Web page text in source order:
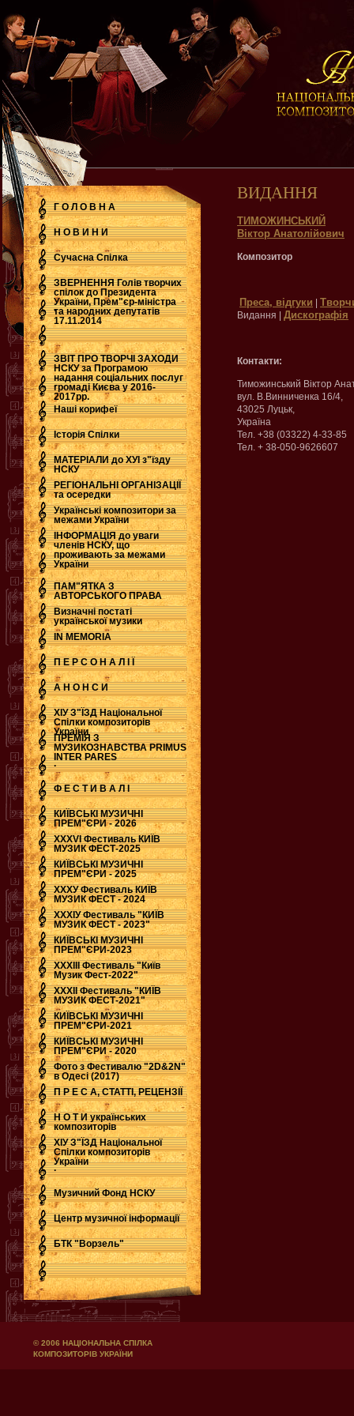
Г О Л О В Н А
Н О В И Н И
Сучасна Cпілка
ЗВЕРНЕННЯ Голів творчих
спілок до Президента
України, Прем"єр-міністра
та народних депутатів
17.11.2014
.
ЗВІТ ПРО ТВОРЧІ ЗАХОДИ
НСКУ за Програмою
надання соціальних послуг
громаді Києва у 2016-
2017рр.
.
Наші корифеї
Історія Спілки
МАТЕРІАЛИ до ХУІ з"їзду
НСКУ
РЕГІОНАЛЬНІ ОРГАНІЗАЦІЇ
та осередки
Українські композитори за
межами України
ІНФОРМАЦІЯ до уваги
членів НСКУ, що
проживають за межами
України
ПАМ"ЯТКА З
АВТОРСЬКОГО ПРАВА
Визначні постаті
української музики
IN MEMORIA
П Е Р С О Н А Л І Ї
А Н О Н С И
ХІУ З"ЇЗД Національної
Спілки композиторів
України
ПРЕМІЯ З
МУЗИКОЗНАВСТВА PRIMUS
INTER PARES
.
Ф Е С Т И В А Л І
КИЇВСЬКІ МУЗИЧНІ
ПРЕМ"ЄРИ - 2026
ХХХVI Фестиваль КИЇВ
МУЗИК ФЕСТ-2025
КИЇВСЬКІ МУЗИЧНІ
ПРЕМ"ЄРИ - 2025
ХХХУ Фестиваль КИЇВ
МУЗИК ФЕСТ - 2024
ХХХІУ Фестиваль "КИЇВ
МУЗИК ФЕСТ - 2023"
КИЇВСЬКІ МУЗИЧНІ
ПРЕМ"ЄРИ-2023
ХХХІІІ Фестиваль "Київ
Музик Фест-2022"
ХХХІІ Фестиваль "КИЇВ
МУЗИК ФЕСТ-2021"
КИЇВСЬКІ МУЗИЧНІ
ПРЕМ"ЄРИ-2021
КИЇВСЬКІ МУЗИЧНІ
ПРЕМ"ЄРИ - 2020
Фото з Фестивалю "2D&2N"
в Одесі (2017)
П Р Е С А, СТАТТІ, РЕЦЕНЗІЇ
Н О Т И українських
композиторів
ХІУ З"ЇЗД Національної
Спілки композиторів
України
.
Музичний Фонд НСКУ
Центр музичної інформації
БТК "Ворзель"
ВИДАННЯ
ТИМОЖИНСЬКИЙ
Віктор Анатолійович
Композитор
Преса, відгуки
Видання | Дискографія
Контакти:
Тиможинський Віктор
вул. В.Винниченка 16/4,
43025 Луцьк,
Україна
Тел. +38 (03322) 4-33-85
Teл. + 38-050-9626607
© 2006 НАЦІОНАЛЬНА СПІЛКА
КОМПОЗИТОРІВ УКРАЇНИ